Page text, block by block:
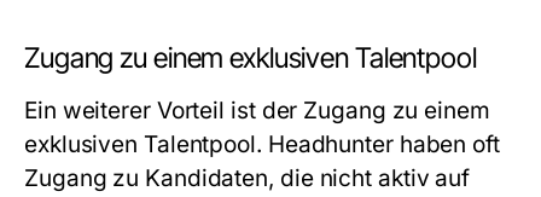
Zugang zu einem exklusiven Talentpool
Ein weiterer Vorteil ist der Zugang zu einem
exklusiven Talentpool. Headhunter haben oft
Zugang zu Kandidaten, die nicht aktiv auf